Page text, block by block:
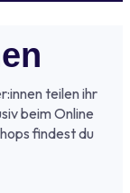
teilen ihr
beim Online
findest du